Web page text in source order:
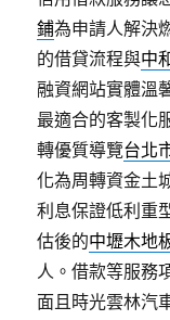
鋪為申請人解決
的借貸流程與中
融資網站實體溫
最適合的客製化
轉優質導覽台北
化為周轉資金土
利息保證低利重
估後的中壢木地
人。借款等服務
面且時光雲林汽